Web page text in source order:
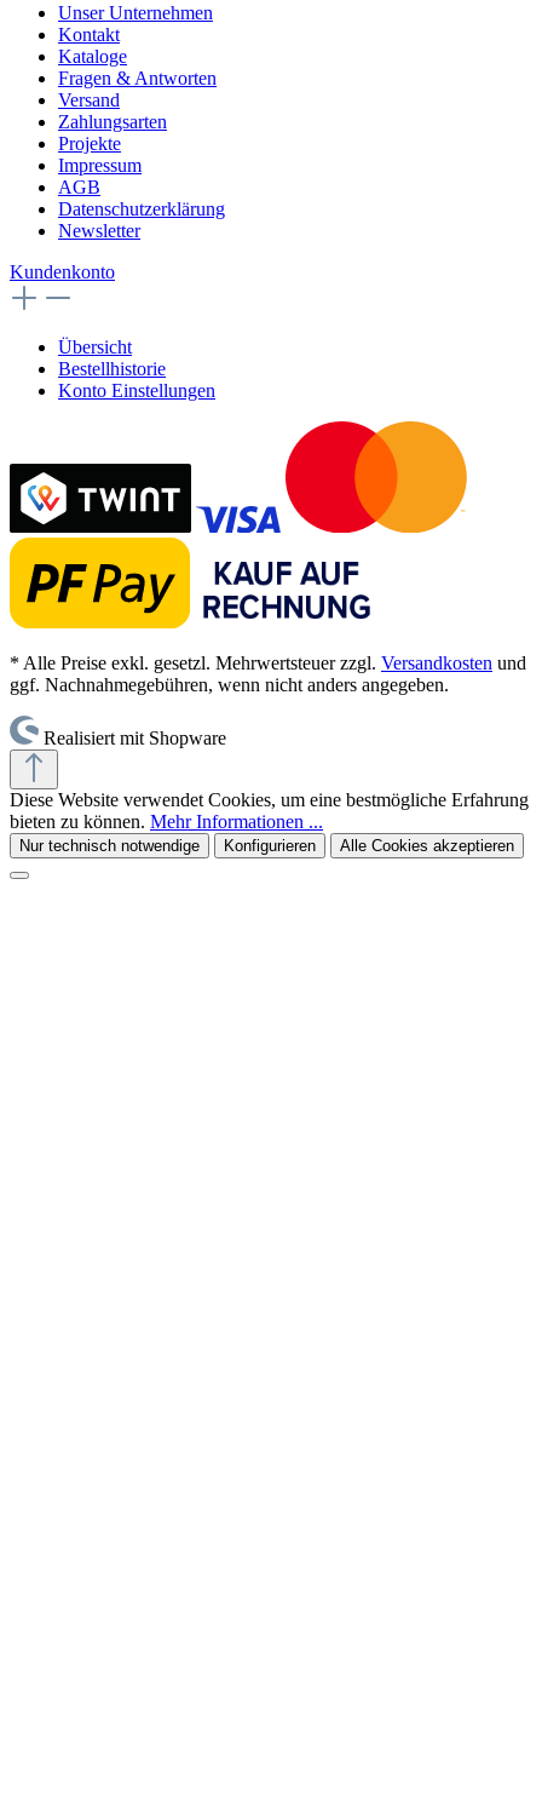
Unser Unternehmen
Kontakt
Kataloge
Fragen & Antworten
Versand
Zahlungsarten
Projekte
Impressum
AGB
Datenschutzerklärung
Newsletter
Kundenkonto
Übersicht
Bestellhistorie
Konto Einstellungen
* Alle Preise exkl. gesetzl. Mehrwertsteuer zzgl. Versandkosten und
ggf. Nachnahmegebühren, wenn nicht anders angegeben.
Realisiert mit Shopware
Diese Website verwendet Cookies, um eine bestmögliche Erfahrung
bieten zu können. Mehr Informationen ...
Nur technisch notwendige Konfigurieren Alle Cookies akzeptieren